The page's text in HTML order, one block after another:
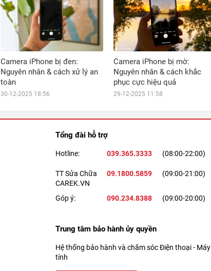
Camera iPhone bị đen:
Nguyên nhân & cách xử lý an
toàn
30-12-2025 18:56
Camera iPhone bị mờ:
Nguyên nhân & cách khắc
phục cực hiệu quả
29-12-2025 11:58
Tổng đài hỗ trợ
Hotline: 039.365.3333 (08:00-22:00)
TT Sửa Chữa
CAREK.VN
09.1800.5859 (09:00-21:00)
Góp ý: 090.234.8388 (09:00-20:00)
Trung tâm bảo hành ủy quyền
Hệ thống bảo hành và chăm sóc Điện thoại - Máy
tính